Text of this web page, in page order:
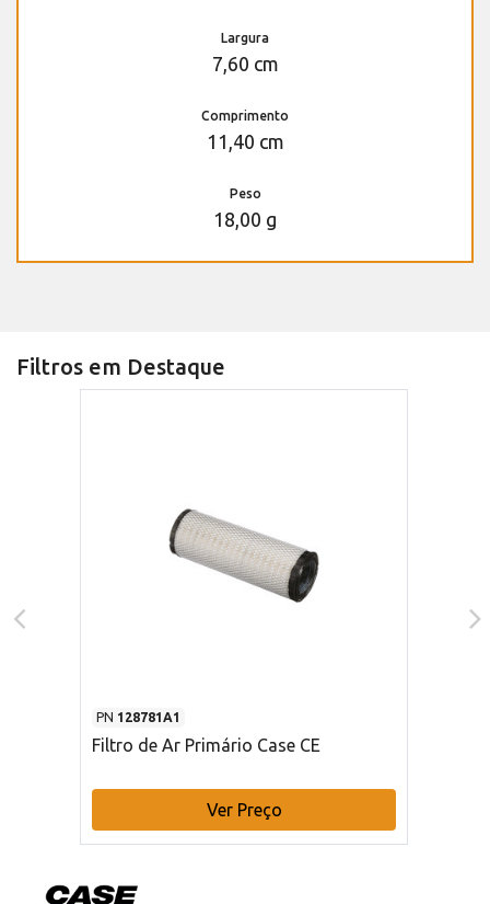
Largura
7,60 cm
Comprimento
11,40 cm
Peso
18,00 g
Filtros em Destaque
PN 128781A1
Filtro de Ar Primário Case CE
Ver Preço